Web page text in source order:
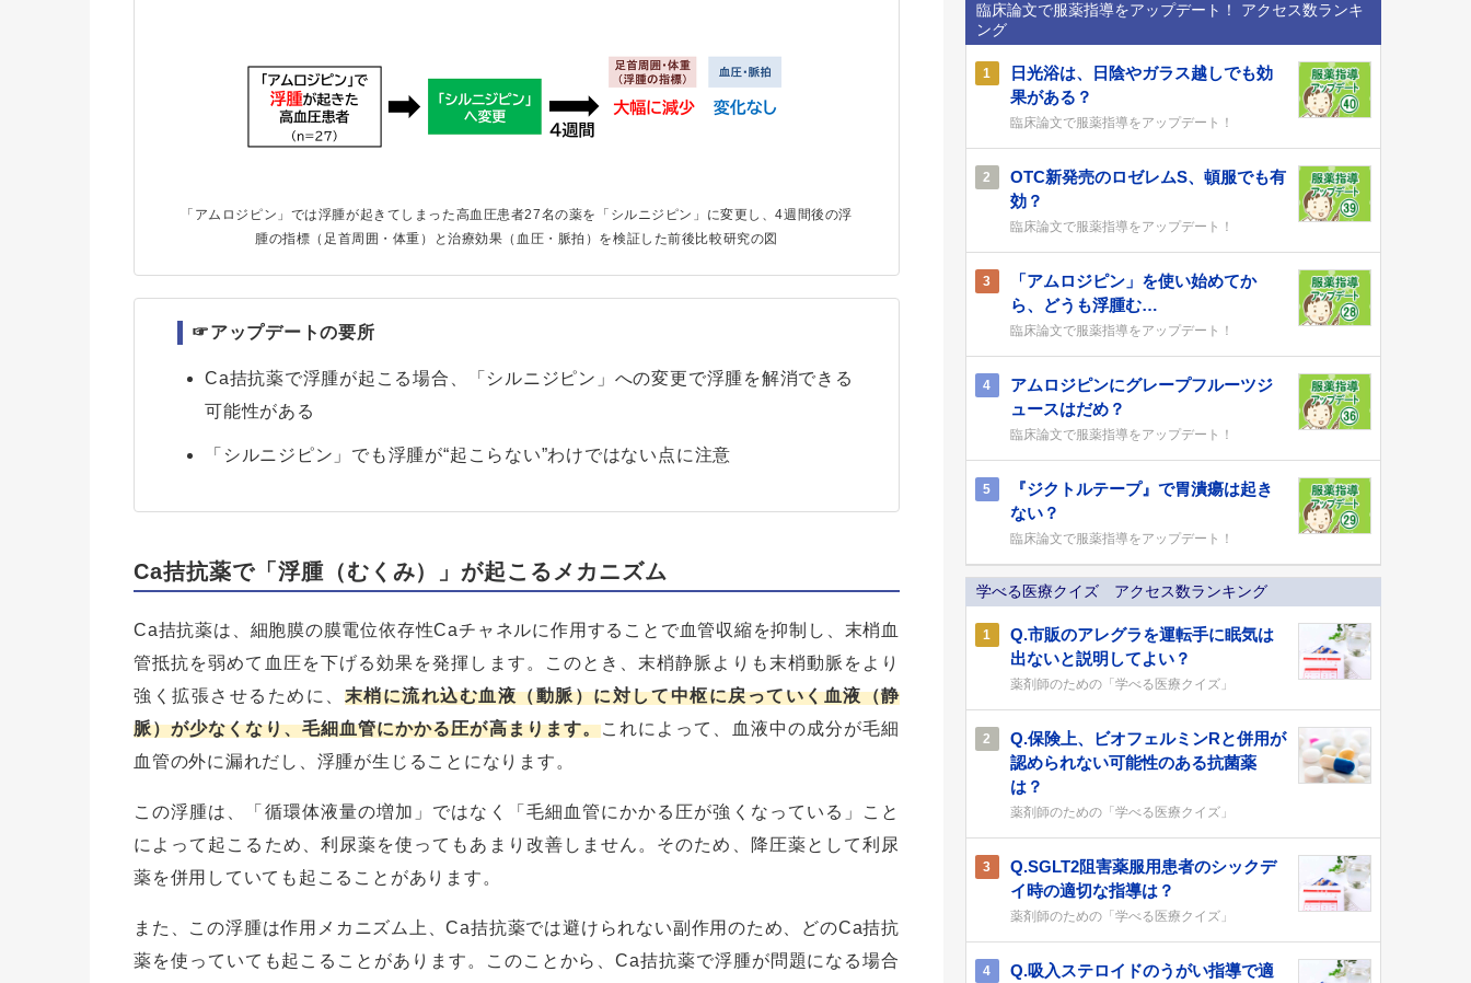
「アムロジピン」では浮腫が起きてしまった高血圧患者27名の薬を「シルニジピン」に変更し、4週間後の浮
腫の指標（足首周囲・体重）と治療効果（血圧・脈拍）を検証した前後比較研究の図
☞アップデートの要所
Ca拮抗薬で浮腫が起こる場合、「シルニジピン」への変更で浮腫を解消できる
可能性がある
「シルニジピン」でも浮腫が“起こらない”わけではない点に注意
Ca拮抗薬で「浮腫（むくみ）」が起こるメカニズム
Ca拮抗薬は、細胞膜の膜電位依存性Caチャネルに作用することで血管収縮を抑制し、末梢血
管抵抗を弱めて血圧を下げる効果を発揮します。このとき、末梢静脈よりも末梢動脈をより
強く拡張させるために、 末梢に流れ込む血液（動脈）に対して中枢に戻っていく血液（静
脈）が少なくなり、毛細血管にかかる圧が高まります。これによって、血液中の成分が毛細
血管の外に漏れだし、浮腫が生じることになります。
この浮腫は、「循環体液量の増加」ではなく「毛細血管にかかる圧が強くなっている」こと
によって起こるため、利尿薬を使ってもあまり改善しません。そのため、降圧薬として利尿
薬を併用していても起こることがあります。
また、この浮腫は作用メカニズム上、Ca拮抗薬では避けられない副作用のため、どのCa拮抗
薬を使っていても起こることがあります。このことから、Ca拮抗薬で浮腫が問題になる場合
臨床論文で服薬指導をアップデート！ アクセス数ランキ
ング
1
日光浴は、日陰やガラス越しでも効
果がある？
臨床論文で服薬指導をアップデート！
2
OTC新発売のロゼレムS、頓服でも有
効？
臨床論文で服薬指導をアップデート！
3
「アムロジピン」を使い始めてか
ら、どうも浮腫む…
臨床論文で服薬指導をアップデート！
4
アムロジピンにグレープフルーツジ
ュースはだめ？
臨床論文で服薬指導をアップデート！
5
『ジクトルテープ』で胃潰瘍は起き
ない？
臨床論文で服薬指導をアップデート！
学べる医療クイズ アクセス数ランキング
1
Q.市販のアレグラを運転手に眠気は
出ないと説明してよい？
薬剤師のための「学べる医療クイズ」
2
Q.保険上、ビオフェルミンRと併用が
認められない可能性のある抗菌薬
は？
薬剤師のための「学べる医療クイズ」
3
Q.SGLT2阻害薬服用患者のシックデ
イ時の適切な指導は？
薬剤師のための「学べる医療クイズ」
4
Q.吸入ステロイドのうがい指導で適